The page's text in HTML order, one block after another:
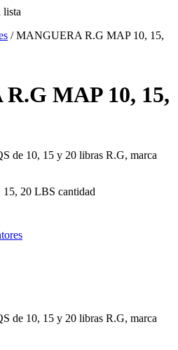
lista
/ MANGUERA R.G MAP 10, 15,
MAP 10, 15,
de 10, 15 y 20 libras R.G, marca
20 LBS cantidad
de 10, 15 y 20 libras R.G, marca